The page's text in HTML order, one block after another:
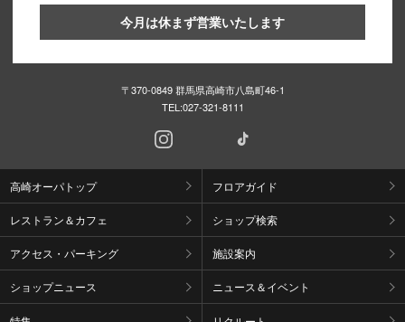
今月は休まず営業いたします
〒370-0849 群馬県高崎市八島町46-1
TEL:027-321-8111
高崎オーパトップ フロアガイド
レストラン＆カフェ ショップ検索
アクセス・パーキング 施設案内
ショップニュース ニュース＆イベント